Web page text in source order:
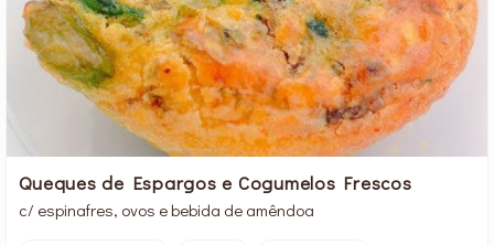
Queques de Espargos e Cogumelos Frescos
c/ espinafres, ovos e bebida de amêndoa